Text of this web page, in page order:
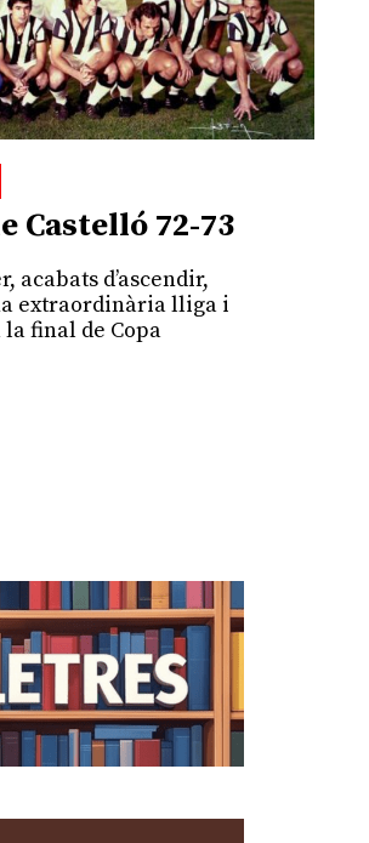
Castelló 72-73
acabats d’ascendir,
extraordinària lliga i
final de Copa